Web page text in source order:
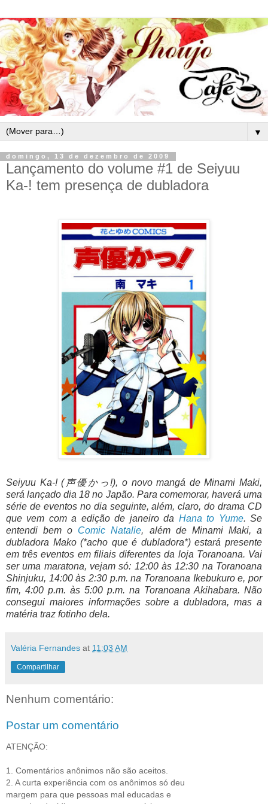
▼
domingo, 13 de dezembro de 2009
Lançamento do volume #1 de Seiyuu
Ka-! tem presença de dubladora
Seiyuu Ka-! (声優かっ!), o novo mangá de Minami Maki,
será lançado dia 18 no Japão. Para comemorar, haverá uma
série de eventos no dia seguinte, além, claro, do drama CD
que vem com a edição de janeiro da Hana to Yume. Se
entendi bem o Comic Natalie, além de Minami Maki, a
dubladora Mako (*acho que é dubladora*) estará presente
em três eventos em filiais diferentes da loja Toranoana. Vai
ser uma maratona, vejam só: 12:00 às 12:30 na Toranoana
Shinjuku, 14:00 às 2:30 p.m. na Toranoana Ikebukuro e, por
fim, 4:00 p.m. às 5:00 p.m. na Toranoana Akihabara. Não
consegui maiores informações sobre a dubladora, mas a
matéria traz fotinho dela.
Valéria Fernandes at 11:03 AM
Compartilhar
Nenhum comentário:
Postar um comentário
ATENÇÃO:
1. Comentários anônimos não são aceitos.
2. A curta experiência com os anônimos só deu
margem para que pessoas mal educadas e